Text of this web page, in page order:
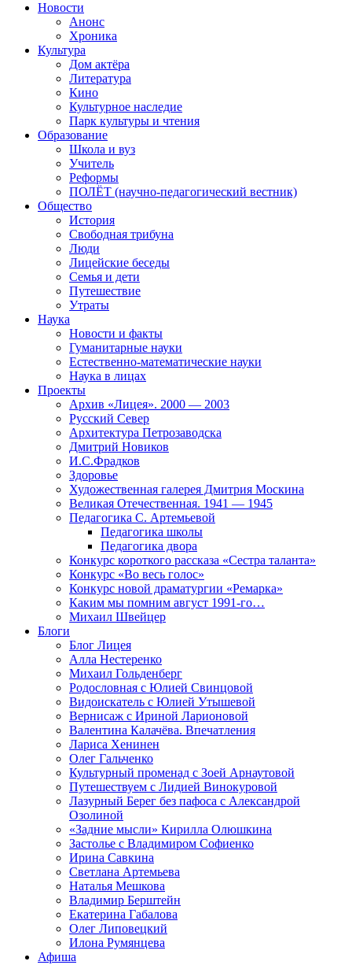
Новости
Анонс
Хроника
Культура
Дом актёра
Литература
Кино
Культурное наследие
Парк культуры и чтения
Образование
Школа и вуз
Учитель
Реформы
ПОЛЁТ (научно-педагогический вестник)
Общество
История
Свободная трибуна
Люди
Лицейские беседы
Семья и дети
Путешествие
Утраты
Наука
Новости и факты
Гуманитарные науки
Естественно-математические науки
Наука в лицах
Проекты
Архив «Лицея». 2000 — 2003
Русский Север
Архитектура Петрозаводска
Дмитрий Новиков
И.С.Фрадков
Здоровье
Художественная галерея Дмитрия Москина
Великая Отечественная. 1941 — 1945
Педагогика С. Артемьевой
Педагогика школы
Педагогика двора
Конкурс короткого рассказа «Сестра таланта»
Конкурс «Во весь голос»
Конкурс новой драматургии «Ремарка»
Каким мы помним август 1991-го…
Михаил Швейцер
Блоги
Блог Лицея
Алла Нестеренко
Михаил Гольденберг
Родословная с Юлией Свинцовой
Видоискатель с Юлией Утышевой
Вернисаж с Ириной Ларионовой
Валентина Калачёва. Впечатления
Лариса Хенинен
Олег Гальченко
Культурный променад с Зоей Арнаутовой
Путешествуем с Лидией Винокуровой
Лазурный Берег без пафоса с Александрой
Озолиной
«Задние мысли» Кирилла Олюшкина
Застолье с Владимиром Софиенко
Ирина Савкина
Светлана Артемьева
Наталья Мешкова
Владимир Берштейн
Екатерина Габалова
Олег Липовецкий
Илона Румянцева
Афиша